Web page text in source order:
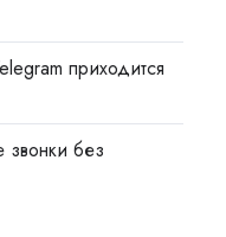
приходится
звонки без